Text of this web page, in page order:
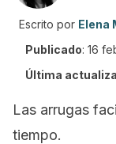
Escrito por Elena
Publicado: 16
Última
Las arrugas
tiempo.